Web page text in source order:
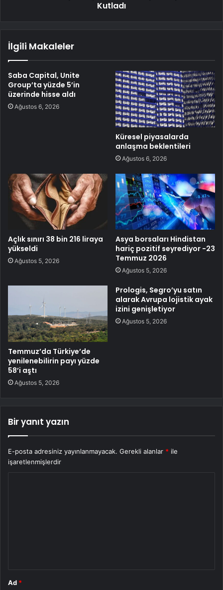
Kutladı
İlgili Makaleler
Saba Capital, Unite
Group’ta yüzde 5’in
üzerinde hisse aldı
Ağustos 6, 2026
Küresel piyasalarda
anlaşma beklentileri
Ağustos 6, 2026
Açlık sınırı 38 bin 216 liraya
yükseldi
Ağustos 5, 2026
Asya borsaları Hindistan
hariç pozitif seyrediyor -23
Temmuz 2026
Ağustos 5, 2026
Temmuz’da Türkiye’de
yenilenebilirin payı yüzde
58’i aştı
Ağustos 5, 2026
Prologis, Segro’yu satın
alarak Avrupa lojistik ayak
izini genişletiyor
Ağustos 5, 2026
Bir yanıt yazın
E-posta adresiniz yayınlanmayacak. Gerekli alanlar * ile
işaretlenmişlerdir
Ad *